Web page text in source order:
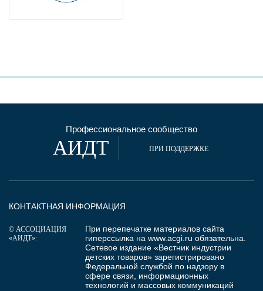
Профессиональное сообщество
АИДТ ПРИ ПОДДЕРЖКЕ
КОНТАКТНАЯ ИНФОРМАЦИЯ
© АССОЦИАЦИЯ
«АИДТ»:
При перепечатке материалов сайта
гиперссылка на www.acgi.ru обязательна.
Сетевое издание «Вестник индустрии
детских товаров» зарегистрировано
Федеральной службой по надзору в
сфере связи, информационных
технологий и массовых коммуникаций